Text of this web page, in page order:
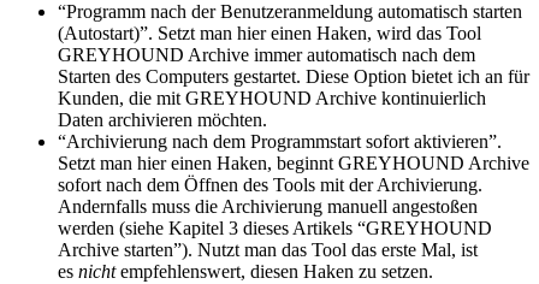
“Programm nach der Benutzeranmeldung automatisch starten
(Autostart)”. Setzt man hier einen Haken, wird das Tool
GREYHOUND Archive immer automatisch nach dem
Starten des Computers gestartet. Diese Option bietet ich an für
Kunden, die mit GREYHOUND Archive kontinuierlich
Daten archivieren möchten.
“Archivierung nach dem Programmstart sofort aktivieren”.
Setzt man hier einen Haken, beginnt GREYHOUND Archive
sofort nach dem Öffnen des Tools mit der Archivierung.
Andernfalls muss die Archivierung manuell angestoßen
werden (siehe Kapitel 3 dieses Artikels “GREYHOUND
Archive starten”). Nutzt man das Tool das erste Mal, ist
es nichtempfehlenswert, diesen Haken zu setzen.